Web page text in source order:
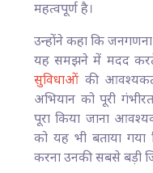
महत्वपूर्ण है।
उन्होंने कहा कि
यह समझने में मदद करते
सुविधाओं की
अभियान को पूरी
पूरा किया जाना
को यह भी बताया
करना उनकी सबसे बड़ी